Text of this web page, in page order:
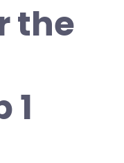
the
1